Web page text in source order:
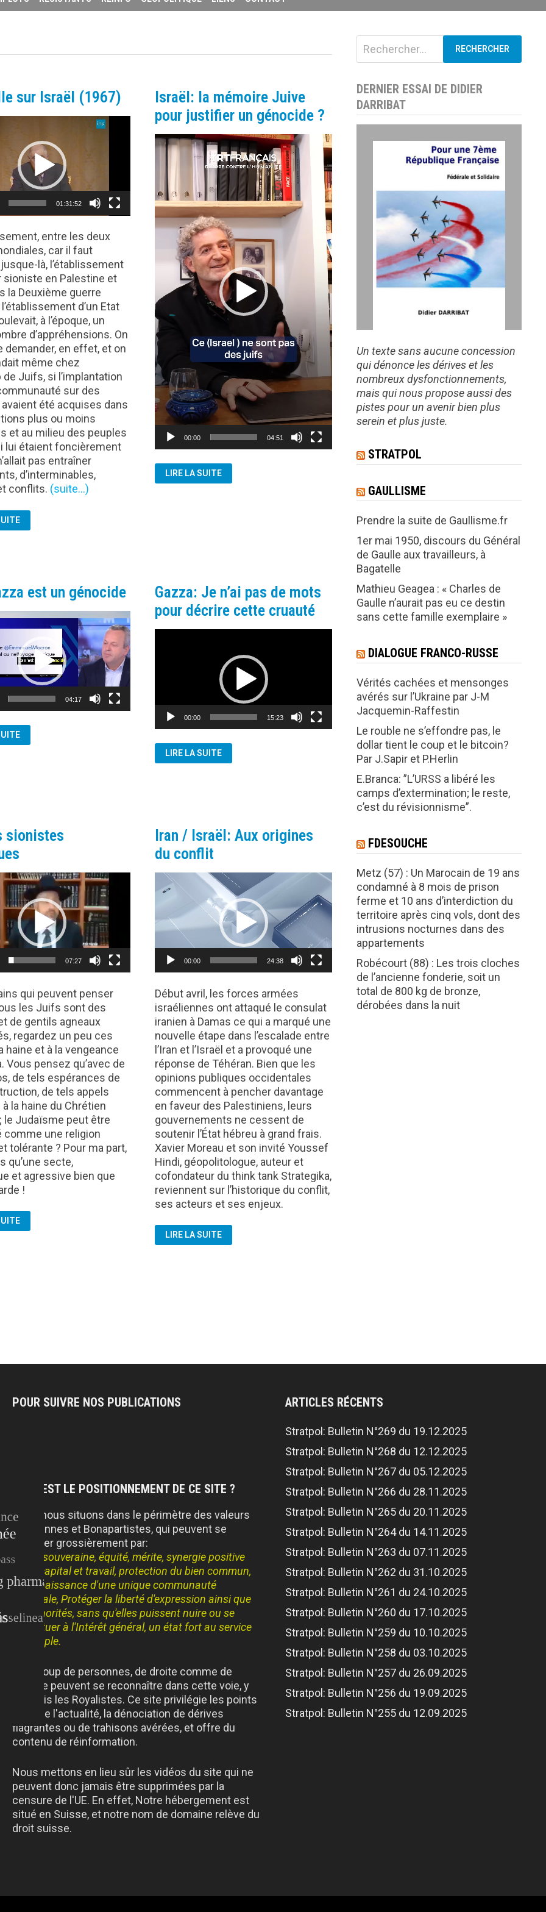
sur Israël (1967)
01:31:52
entre les deux
car il faut
là, l’établissement
sioniste en Palestine et
la Deuxième guerre
d’un Etat
à l’époque, un
d’appréhensions. On
demander, en effet, et on
même chez
de Juifs, si l’implantation
sur des
été acquises dans
plus ou moins
et au milieu des peuples
lui étaient foncièrement
pas entraîner
d’interminables,
conflits. (suite…)
Israël: la mémoire Juive
pour justifier un génocide ?
Lecteur
vidéo
00:00 04:51
ISRAËL:
LA
MÉMOIRE
LIRE LA SUITE
est un génocide
04:17
Gazza: Je n’ai pas de mots
pour décrire cette cruauté
00:00 15:23
GAZZA:
JE
N’AI
LIRE LA SUITE
sionistes
07:27
qui peuvent penser
les Juifs sont des
de gentils agneaux
regardez un peu ces
haine et à la vengeance
Vous pensez qu’avec de
de tels espérances de
de tels appels
la haine du Chrétien
le Judaïsme peut être
comme une religion
tolérante ? Pour ma part,
qu’une secte,
et agressive bien que
!
Iran / Israël: Aux origines
du conflit
Lecteur
vidéo
00:00 24:38
Début avril, les forces armées
israéliennes ont attaqué le consulat
iranien à Damas ce qui a marqué une
nouvelle étape dans l’escalade entre
l’Iran et l’Israël et a provoqué une
réponse de Téhéran. Bien que les
opinions publiques occidentales
commencent à pencher davantage
en faveur des Palestiniens, leurs
gouvernements ne cessent de
soutenir l’État hébreu à grand frais.
Xavier Moreau et son invité Youssef
Hindi, géopolitologue, auteur et
cofondateur du think tank Strategika,
reviennent sur l’historique du conflit,
ses acteurs et ses enjeux.
IRAN
/
ISRAËL:
LIRE LA SUITE
Rechercher :
DERNIER ESSAI DE DIDIER
DARRIBAT
Un texte sans aucune concession
qui dénonce les dérives et les
nombreux dysfonctionnements,
mais qui nous propose aussi des
pistes pour un avenir bien plus
serein et plus juste.
STRATPOL
GAULLISME
Prendre la suite de Gaullisme.fr
1er mai 1950, discours du Général
de Gaulle aux travailleurs, à
Bagatelle
Mathieu Geagea : « Charles de
Gaulle n’aurait pas eu ce destin
sans cette famille exemplaire »
DIALOGUE FRANCO-RUSSE
Vérités cachées et mensonges
avérés sur l’Ukraine par J-M
Jacquemin-Raffestin
Le rouble ne s’effondre pas, le
dollar tient le coup et le bitcoin?
Par J.Sapir et P.Herlin
E.Branca: ”L’URSS a libéré les
camps d’extermination; le reste,
c’est du révisionnisme”.
FDESOUCHE
Metz (57) : Un Marocain de 19 ans
condamné à 8 mois de prison
ferme et 10 ans d’interdiction du
territoire après cinq vols, dont des
intrusions nocturnes dans des
appartements
Robécourt (88) : Les trois cloches
de l’ancienne fonderie, soit un
total de 800 kg de bronze,
dérobées dans la nuit
POUR SUIVRE NOS PUBLICATIONS
QUEL EST LE POSITIONNEMENT DE CE SITE ?
Nous nous situons dans le périmètre des valeurs
Gaulliennes et Bonapartistes, qui peuvent se
résumer grossièrement par:
Patrie souveraine, équité, mérite, synergie positive
entre capital et travail, protection du bien commun,
reconnaissance d'une unique communauté
nationale, Protéger la liberté d'expression ainsi que
les minorités, sans qu'elles puissent nuire ou se
substituer à l'Intérêt général, un état fort au service
du peuple.
Beaucoup de personnes, de droite comme de
gauche peuvent se reconnaître dans cette voie, y
compris les Royalistes. Ce site privilégie les points
forts de l'actualité, la dénociation de dérives
flagrantes ou de trahisons avérées, et offre du
contenu de réinformation.
Nous mettons en lieu sûr les vidéos du site qui ne
peuvent donc jamais être supprimées par la
censure de l'UE. En effet, Notre hébergement est
situé en Suisse, et notre nom de domaine relève du
droit suisse.
ARTICLES RÉCENTS
Stratpol: Bulletin N°269 du 19.12.2025
Stratpol: Bulletin N°268 du 12.12.2025
Stratpol: Bulletin N°267 du 05.12.2025
Stratpol: Bulletin N°266 du 28.11.2025
Stratpol: Bulletin N°265 du 20.11.2025
Stratpol: Bulletin N°264 du 14.11.2025
Stratpol: Bulletin N°263 du 07.11.2025
Stratpol: Bulletin N°262 du 31.10.2025
Stratpol: Bulletin N°261 du 24.10.2025
Stratpol: Bulletin N°260 du 17.10.2025
Stratpol: Bulletin N°259 du 10.10.2025
Stratpol: Bulletin N°258 du 03.10.2025
Stratpol: Bulletin N°257 du 26.09.2025
Stratpol: Bulletin N°256 du 19.09.2025
Stratpol: Bulletin N°255 du 12.09.2025